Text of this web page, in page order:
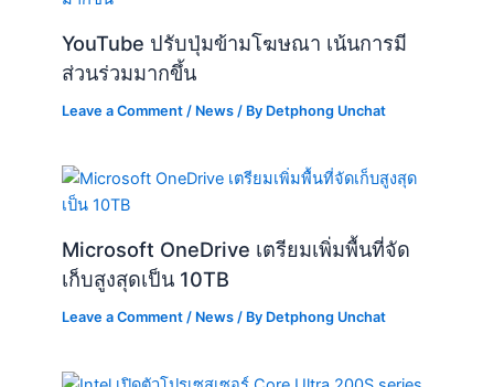
YouTube ปรับปุ่มข้ามโฆษณา เน้นการมี
ส่วนร่วมมากขึ้น
Leave a Comment / News / By Detphong Unchat
Microsoft OneDrive เตรียมเพิ่มพื้นที่จัด
เก็บสูงสุดเป็น 10TB
Leave a Comment / News / By Detphong Unchat